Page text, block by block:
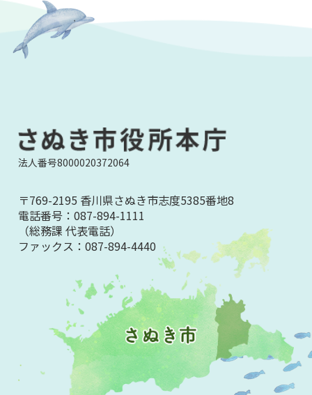
法人番号8000020372064
〒769-2195 香川県さぬき市志度5385番地8
電話番号：087-894-1111
（総務課 代表電話）
ファックス：087-894-4440